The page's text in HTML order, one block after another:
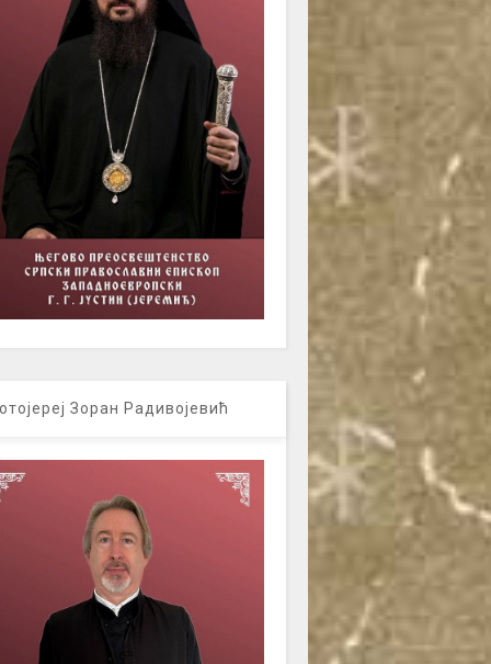
Зоран Радивојевић